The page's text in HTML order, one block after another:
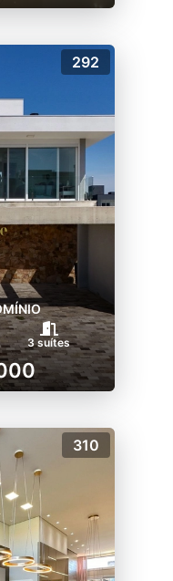
292
3 suítes
310